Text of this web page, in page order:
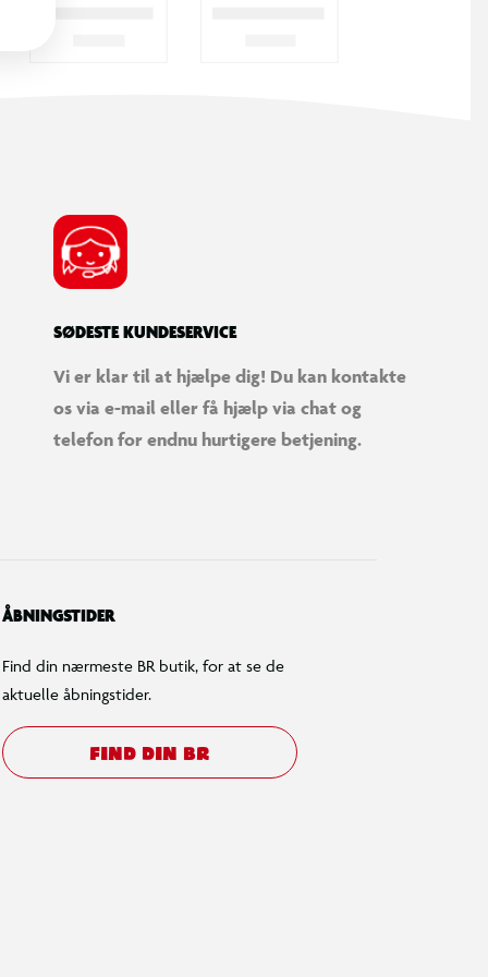
SØDESTE KUNDESERVICE
Vi er klar til at hjælpe dig! Du kan kontakte
os via e-mail eller få hjælp via chat og
telefon for endnu hurtigere betjening.
ÅBNINGSTIDER
Find din nærmeste BR butik, for at se de
aktuelle åbningstider.
FIND DIN BR